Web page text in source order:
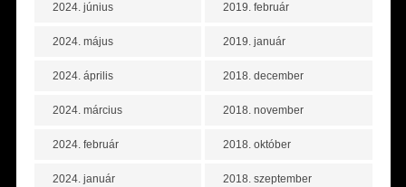
2024. június
2024. május
2024. április
2024. március
2024. február
2024. január
2019. február
2019. január
2018. december
2018. november
2018. október
2018. szeptember